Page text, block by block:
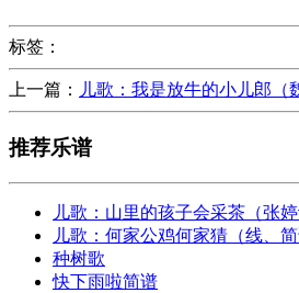
标签：
上一篇： 儿歌：我是放牛的小儿郎（
推荐乐谱
儿歌：山里的孩子会采茶（张婷
儿歌：何家公鸡何家猜（线、简
种树歌
快下雨啦简谱